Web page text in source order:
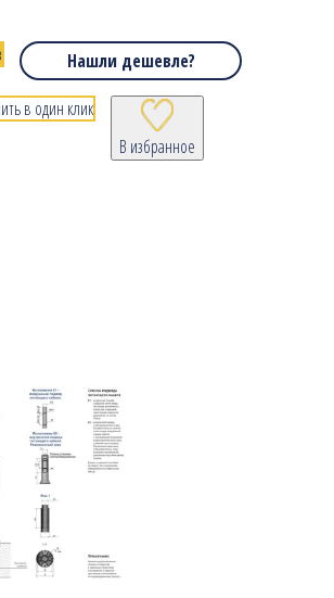
Нашли дешевле?
В избранное
в один клик